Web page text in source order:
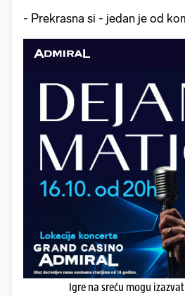
- Prekrasna si - jedan je od
Igre na sreću mogu